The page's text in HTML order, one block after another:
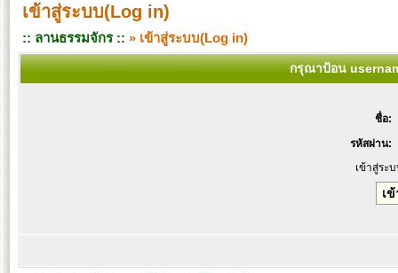
เข้าสู่ระบบ(Log in)
:: ลานธรรมจักร :: » เข้าสู่ระบบ(Log in)
กรุณาป้อน
ชื่อ:
รหัสผ่าน:
เข้าสู่ระ